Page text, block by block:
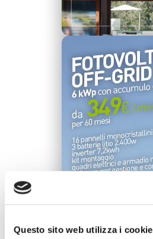
Questo sito web utilizza i cookie